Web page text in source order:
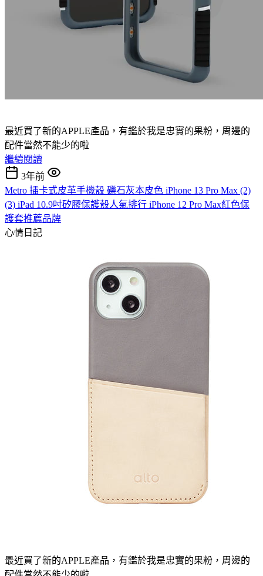
最近買了新的APPLE產品，有鑑於我是忠實的果粉，周邊的
配件當然不能少的啦
繼續閱讀
3年前
Metro 插卡式皮革手機殼 礫石灰本皮色 iPhone 13 Pro Max (2)
(3) iPad 10.9吋矽膠保護殼人氣排行 iPhone 12 Pro Max紅色保
護套推薦品牌
心情日記
最近買了新的APPLE產品，有鑑於我是忠實的果粉，周邊的